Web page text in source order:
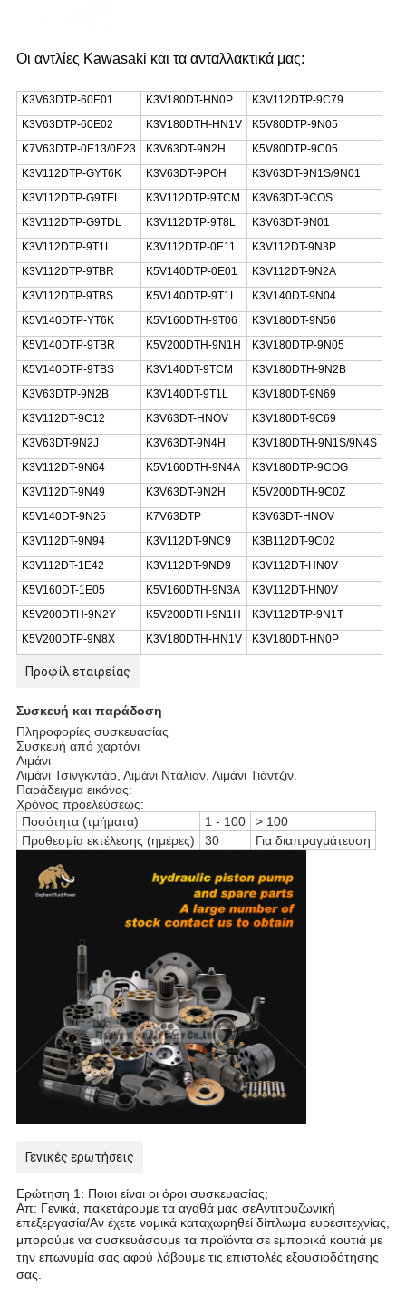
Οι αντλίες Kawasaki και τα ανταλλακτικά μας:
K3V63DTP-60E01 Κ3V180DT-HN0P
K3V112DTP-9C79
K3V63DTP-60E02
K3V180DTH-HN1V
K5V80DTP-9N05
K7V63DTP-0E13/0E23
K3V63DT-9N2H
Κ5V80DTP-9C05
K3V112DTP-GYT6K
K3V63DT-9POH
Κ3V63DT-9N1S/9N01
K3V112DTP-G9TEL
K3V112DTP-9TCM
K3V63DT-9COS
K3V112DTP-G9TDL
K3V112DTP-9T8L
K3V63DT-9N01
K3V112DTP-9T1L
K3V112DTP-0E11
K3V112DT-9N3P
K3V112DTP-9TBR
Κ5V140DTP-0E01
K3V112DT-9N2A
K3V112DTP-9TBS
K5V140DTP-9T1L
K3V140DT-9N04
K5V140DTP-YT6K
K5V160DTH-9T06
K3V180DT-9N56
K5V140DTP-9TBR
Κ5V200DTH-9N1H
K3V180DTP-9N05
K5V140DTP-9TBS
K3V140DT-9TCM
K3V180DTH-9N2B
K3V63DTP-9N2B
K3V140DT-9T1L
K3V180DT-9N69
K3V112DT-9C12
Κ3V63DT-HNOV
K3V180DT-9C69
K3V63DT-9N2J
K3V63DT-9N4H
K3V180DTH-9N1S/9N4S
K3V112DT-9N64
K5V160DTH-9N4A
K3V180DTP-9COG
K3V112DT-9N49
K3V63DT-9N2H
Κ5V200DTH-9C0Z
K5V140DT-9N25
K7V63DTP
Κ3V63DT-HNOV
K3V112DT-9N94
K3V112DT-9NC9
Κ3Β112DT-9C02
K3V112DT-1E42
K3V112DT-9ND9
Κ3V112DT-HN0V
K5V160DT-1E05
Κ5V160DTH-9N3A
Κ3V112DT-HN0V
Κ5V200DTH-9N2Y
Κ5V200DTH-9N1H
K3V112DTP-9N1T
K5V200DTP-9N8X
K3V180DTH-HN1V Κ3V180DT-HN0P
Προφίλ εταιρείας
Συσκευή και παράδοση
Πληροφορίες συσκευασίας
Συσκευή από χαρτόνι
Λιμάνι
Λιμάνι Τσινγκντάο, Λιμάνι Ντάλιαν, Λιμάνι Τιάντζιν.
Παράδειγμα εικόνας:
Χρόνος προελεύσεως:
Ποσότητα (τμήματα)
1 - 100
> 100
Προθεσμία εκτέλεσης (ημέρες)
30 Για διαπραγμάτευση
Γενικές ερωτήσεις
Ερώτηση 1: Ποιοι είναι οι όροι συσκευασίας;
Απ: Γενικά, πακετάρουμε τα αγαθά μας σεΑντιτρυζωνική
επεξεργασία/Αν έχετε νομικά καταχωρηθεί δίπλωμα ευρεσιτεχνίας,
μπορούμε να συσκευάσουμε τα προϊόντα σε εμπορικά κουτιά με
την επωνυμία σας αφού λάβουμε τις επιστολές εξουσιοδότησης
σας.